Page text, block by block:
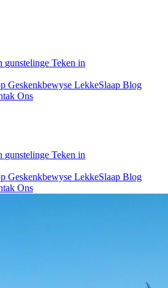
gunstelinge Teken in
Geskenkbewyse LekkeSlaap Blog
Ons
gunstelinge Teken in
Geskenkbewyse LekkeSlaap Blog
Ons